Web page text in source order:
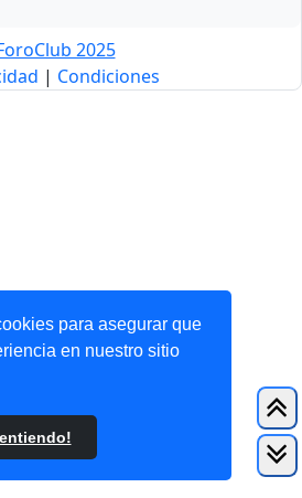
para asegurar que
en nuestro sitio
2025
| Condiciones